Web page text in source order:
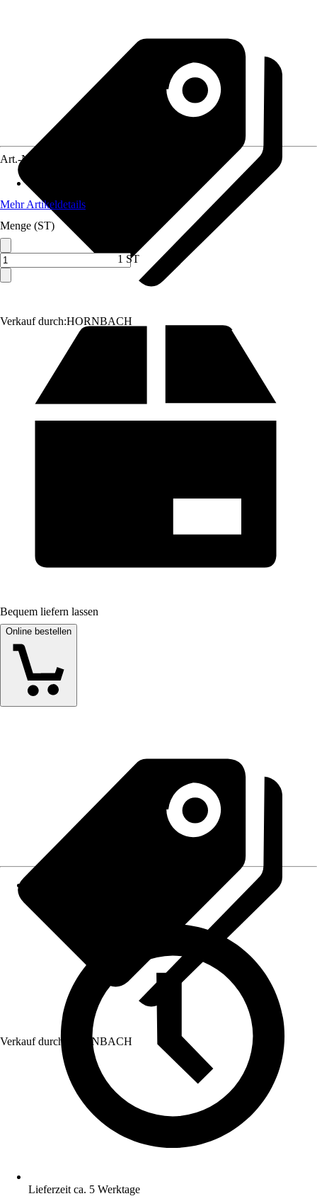
Verkauf durch:HORNBACH
Art.-Nr.
Mehr Artikeldetails
Menge (ST)
1 ST
Bequem liefern lassen
Online bestellen
Verkauf durch: HORNBACH
Lieferzeit ca. 5 Werktage